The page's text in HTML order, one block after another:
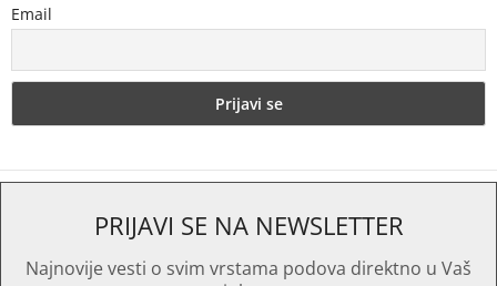
Email
PRIJAVI SE NA NEWSLETTER
Najnovije vesti o svim vrstama podova direktno u Vaš